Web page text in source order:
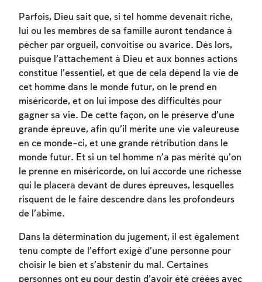
Parfois, Dieu sait que, si tel homme devenait riche,
lui ou les membres de sa famille auront tendance à
pécher par orgueil, convoitise ou avarice. Dès lors,
puisque l’attachement à Dieu et aux bonnes actions
constitue l’essentiel, et que de cela dépend la vie de
cet homme dans le monde futur, on le prend en
miséricorde, et on lui impose des difficultés pour
gagner sa vie. De cette façon, on le préserve d’une
grande épreuve, afin qu’il mérite une vie valeureuse
en ce monde-ci, et une grande rétribution dans le
monde futur. Et si un tel homme n’a pas mérité qu’on
le prenne en miséricorde, on lui accorde une richesse
qui le placera devant de dures épreuves, lesquelles
risquent de le faire descendre dans les profondeurs
de l’abîme.
Dans la détermination du jugement, il est également
tenu compte de l’effort exigé d’une personne pour
choisir le bien et s’abstenir du mal. Certaines
personnes ont eu pour destin d’avoir été créées avec
Inscription requise
Afin d'enregistrer ce que vous avez étudié,
vous devez vous connectez ou vous
inscrire.
Inscription Connexion